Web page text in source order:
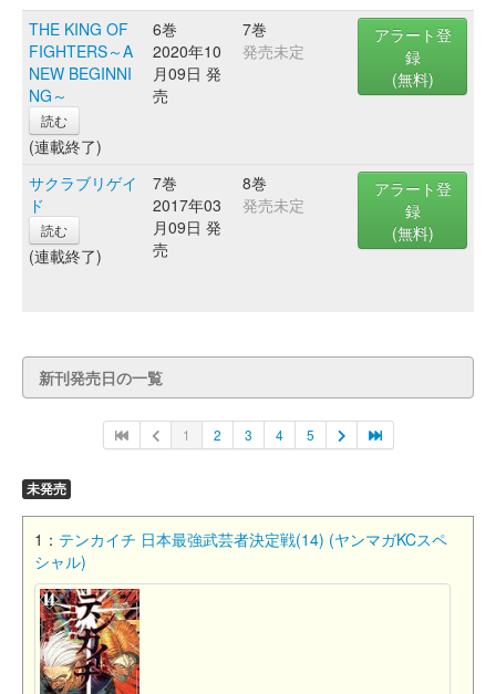
THE KING OF
FIGHTERS～A
NEW BEGINNI
NG～
読む
(連載終了)
6巻
2020年10
月09日 発
売
7巻
発売未定
アラート登
録
(無料)
サクラブリゲイ
ド
読む
(連載終了)
7巻
2017年03
月09日 発
売
8巻
発売未定
アラート登
録
(無料)
新刊発売日の一覧
1 2 3 4 5
未発売
1： テンカイチ 日本最強武芸者決定戦(14) (ヤンマガKCスペ
シャル)